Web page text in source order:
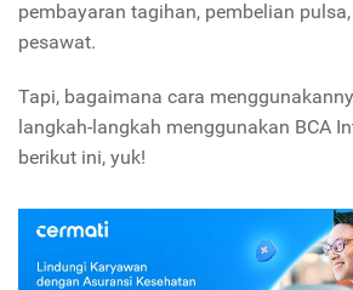
pembayaran tagihan, pembelian
pesawat.
Tapi, bagaimana cara
langkah-langkah menggunakan BCA
berikut ini, yuk!